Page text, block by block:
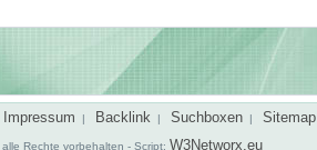
Impressum | Backlink | Suchboxen | Sitemap
alle Rechte vorbehalten - Script: W3Networx.eu